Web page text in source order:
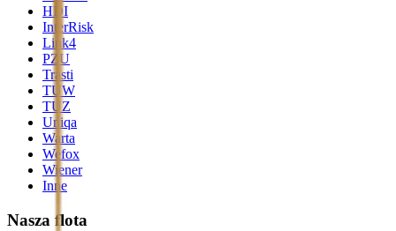
HDI
InterRisk
Link4
PZU
Trasti
TUW
TUZ
Uniqa
Warta
Wefox
Wiener
Inne
Nasza flota